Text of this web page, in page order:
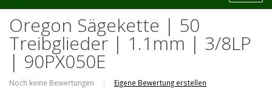
Oregon Sägekette | 50
Treibglieder | 1.1mm | 3/8LP
| 90PX050E
Noch keine Bewertungen | Eigene Bewertung erstellen